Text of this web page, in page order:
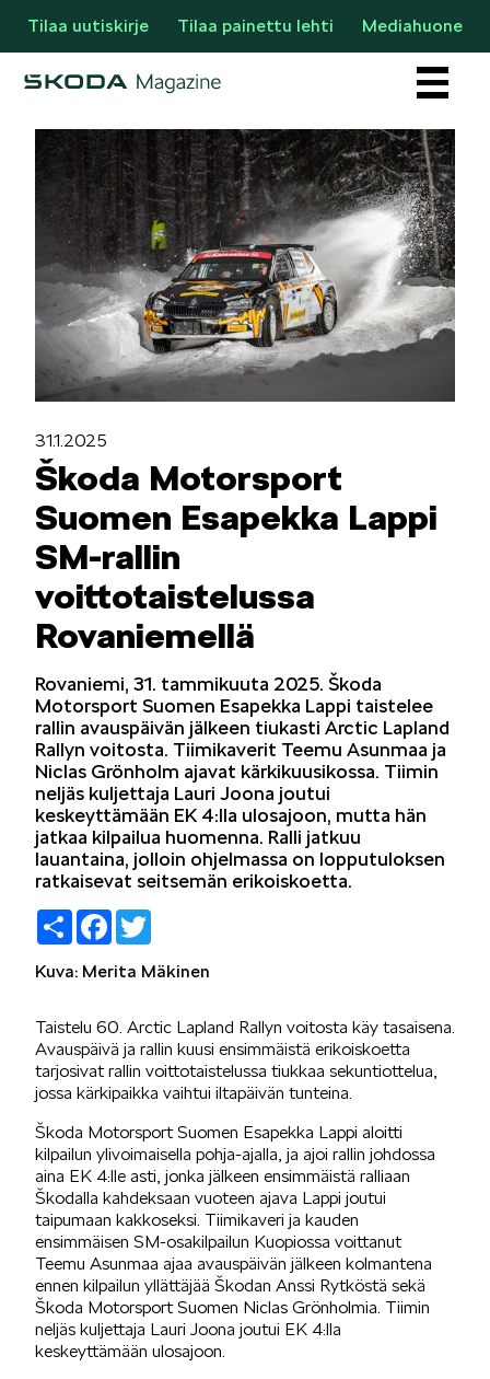
Tilaa uutiskirje Tilaa painettu lehti Mediahuone
Osastot
AJANKOHTAISTA & UUTTA
LIFESTYLE
ŠKODA SPONSOROI
SIMPLY CLEVER
SÄHKÖAUTOILU
KOEAJOSSA
KAASUAUTOT
31.1.2025
Škoda Motorsport
Suomen Esapekka Lappi
SM-rallin
voittotaistelussa
Rovaniemellä
Rovaniemi, 31. tammikuuta 2025. Škoda
Motorsport Suomen Esapekka Lappi taistelee
rallin avauspäivän jälkeen tiukasti Arctic Lapland
Rallyn voitosta. Tiimikaverit Teemu Asunmaa ja
Niclas Grönholm ajavat kärkikuusikossa. Tiimin
neljäs kuljettaja Lauri Joona joutui
keskeyttämään EK 4:lla ulosajoon, mutta hän
jatkaa kilpailua huomenna. Ralli jatkuu
lauantaina, jolloin ohjelmassa on lopputuloksen
ratkaisevat seitsemän erikoiskoetta.
Share Facebook
Kuva: Merita Mäkinen
Taistelu 60. Arctic Lapland Rallyn voitosta käy tasaisena.
Avauspäivä ja rallin kuusi ensimmäistä erikoiskoetta
tarjosivat rallin voittotaistelussa tiukkaa sekuntiottelua,
jossa kärkipaikka vaihtui iltapäivän tunteina.
Škoda Motorsport Suomen Esapekka Lappi aloitti
kilpailun ylivoimaisella pohja-ajalla, ja ajoi rallin johdossa
aina EK 4:lle asti, jonka jälkeen ensimmäistä ralliaan
Škodalla kahdeksaan vuoteen ajava Lappi joutui
taipumaan kakkoseksi. Tiimikaveri ja kauden
ensimmäisen SM-osakilpailun Kuopiossa voittanut
Teemu Asunmaa ajaa avauspäivän jälkeen kolmantena
ennen kilpailun yllättäjää Škodan Anssi Rytköstä sekä
Škoda Motorsport Suomen Niclas Grönholmia. Tiimin
neljäs kuljettaja Lauri Joona joutui EK 4:lla
keskeyttämään ulosajoon.